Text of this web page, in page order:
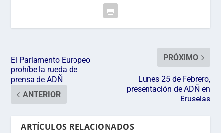
El Parlamento Europeo
prohíbe la rueda de
prensa de ADÑ
ANTERIOR
PRÓXIMO
Lunes 25 de Febrero,
presentación de ADÑ en
Bruselas
ARTÍCULOS RELACIONADOS